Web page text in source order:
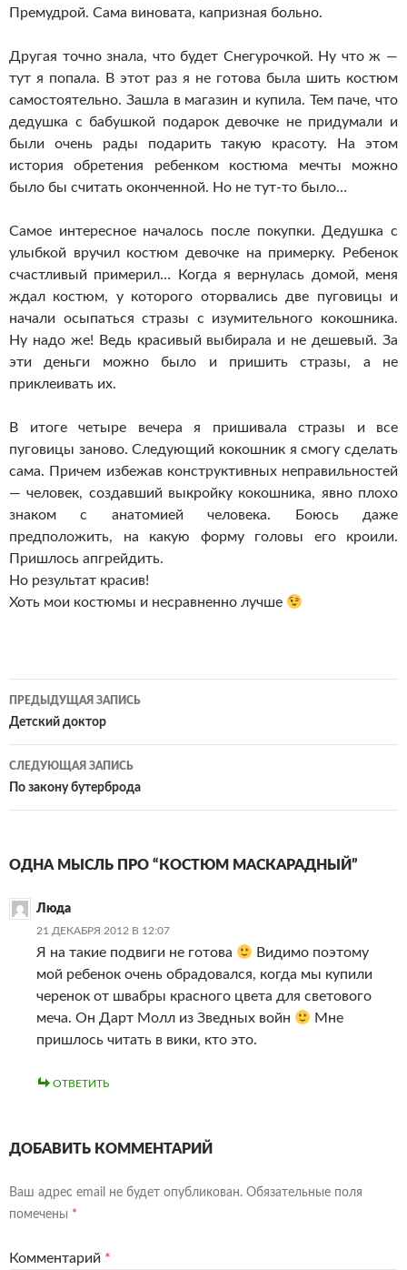
Премудрой. Сама виновата, капризная больно.
Другая точно знала, что будет Снегурочкой. Ну что ж —
тут я попала. В этот раз я не готова была шить костюм
самостоятельно. Зашла в магазин и купила. Тем паче, что
дедушка с бабушкой подарок девочке не придумали и
были очень рады подарить такую красоту. На этом
история обретения ребенком костюма мечты можно
было бы считать оконченной. Но не тут-то было…
Самое интересное началось после покупки. Дедушка с
улыбкой вручил костюм девочке на примерку. Ребенок
счастливый примерил… Когда я вернулась домой, меня
ждал костюм, у которого оторвались две пуговицы и
начали осыпаться стразы с изумительного кокошника.
Ну надо же! Ведь красивый выбирала и не дешевый. За
эти деньги можно было и пришить стразы, а не
приклеивать их.
В итоге четыре вечера я пришивала стразы и все
пуговицы заново. Следующий кокошник я смогу сделать
сама. Причем избежав конструктивных неправильностей
— человек, создавший выкройку кокошника, явно плохо
знаком с анатомией человека. Боюсь даже
предположить, на какую форму головы его кроили.
Пришлось апгрейдить.
Но результат красив!
Хоть мои костюмы и несравненно лучше
Навигация
по
записям
ПРЕДЫДУЩАЯ ЗАПИСЬ
Детский доктор
СЛЕДУЮЩАЯ ЗАПИСЬ
По закону бутерброда
ОДНА МЫСЛЬ ПРО “КОСТЮМ МАСКАРАДНЫЙ”
Люда
21 ДЕКАБРЯ 2012 В 12:07
Я на такие подвиги не готова
Видимо поэтому
мой ребенок очень обрадовался, когда мы купили
черенок от швабры красного цвета для светового
меча. Он Дарт Молл из Зведных войн
Мне
пришлось читать в вики, кто это.
ОТВЕТИТЬ
ДОБАВИТЬ КОММЕНТАРИЙ
Ваш адрес email не будет опубликован. Обязательные поля
помечены *
Комментарий *